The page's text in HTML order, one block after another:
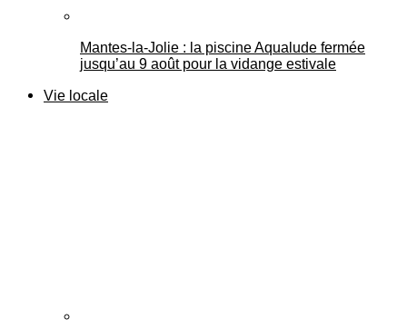
Mantes-la-Jolie : la piscine Aqualude fermée
jusqu’au 9 août pour la vidange estivale
Vie locale